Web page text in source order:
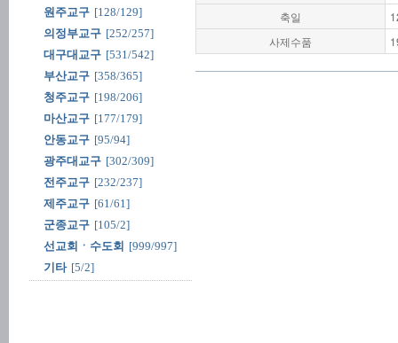
원주교구 [128/129]
의정부교구 [252/257]
대구대교구 [531/542]
부산교구 [358/365]
청주교구 [198/206]
마산교구 [177/179]
안동교구 [95/94]
광주대교구 [302/309]
전주교구 [232/237]
제주교구 [61/61]
군종교구 [105/2]
선교회ㆍ수도회 [999/997]
기타 [5/2]
축일
사제수품